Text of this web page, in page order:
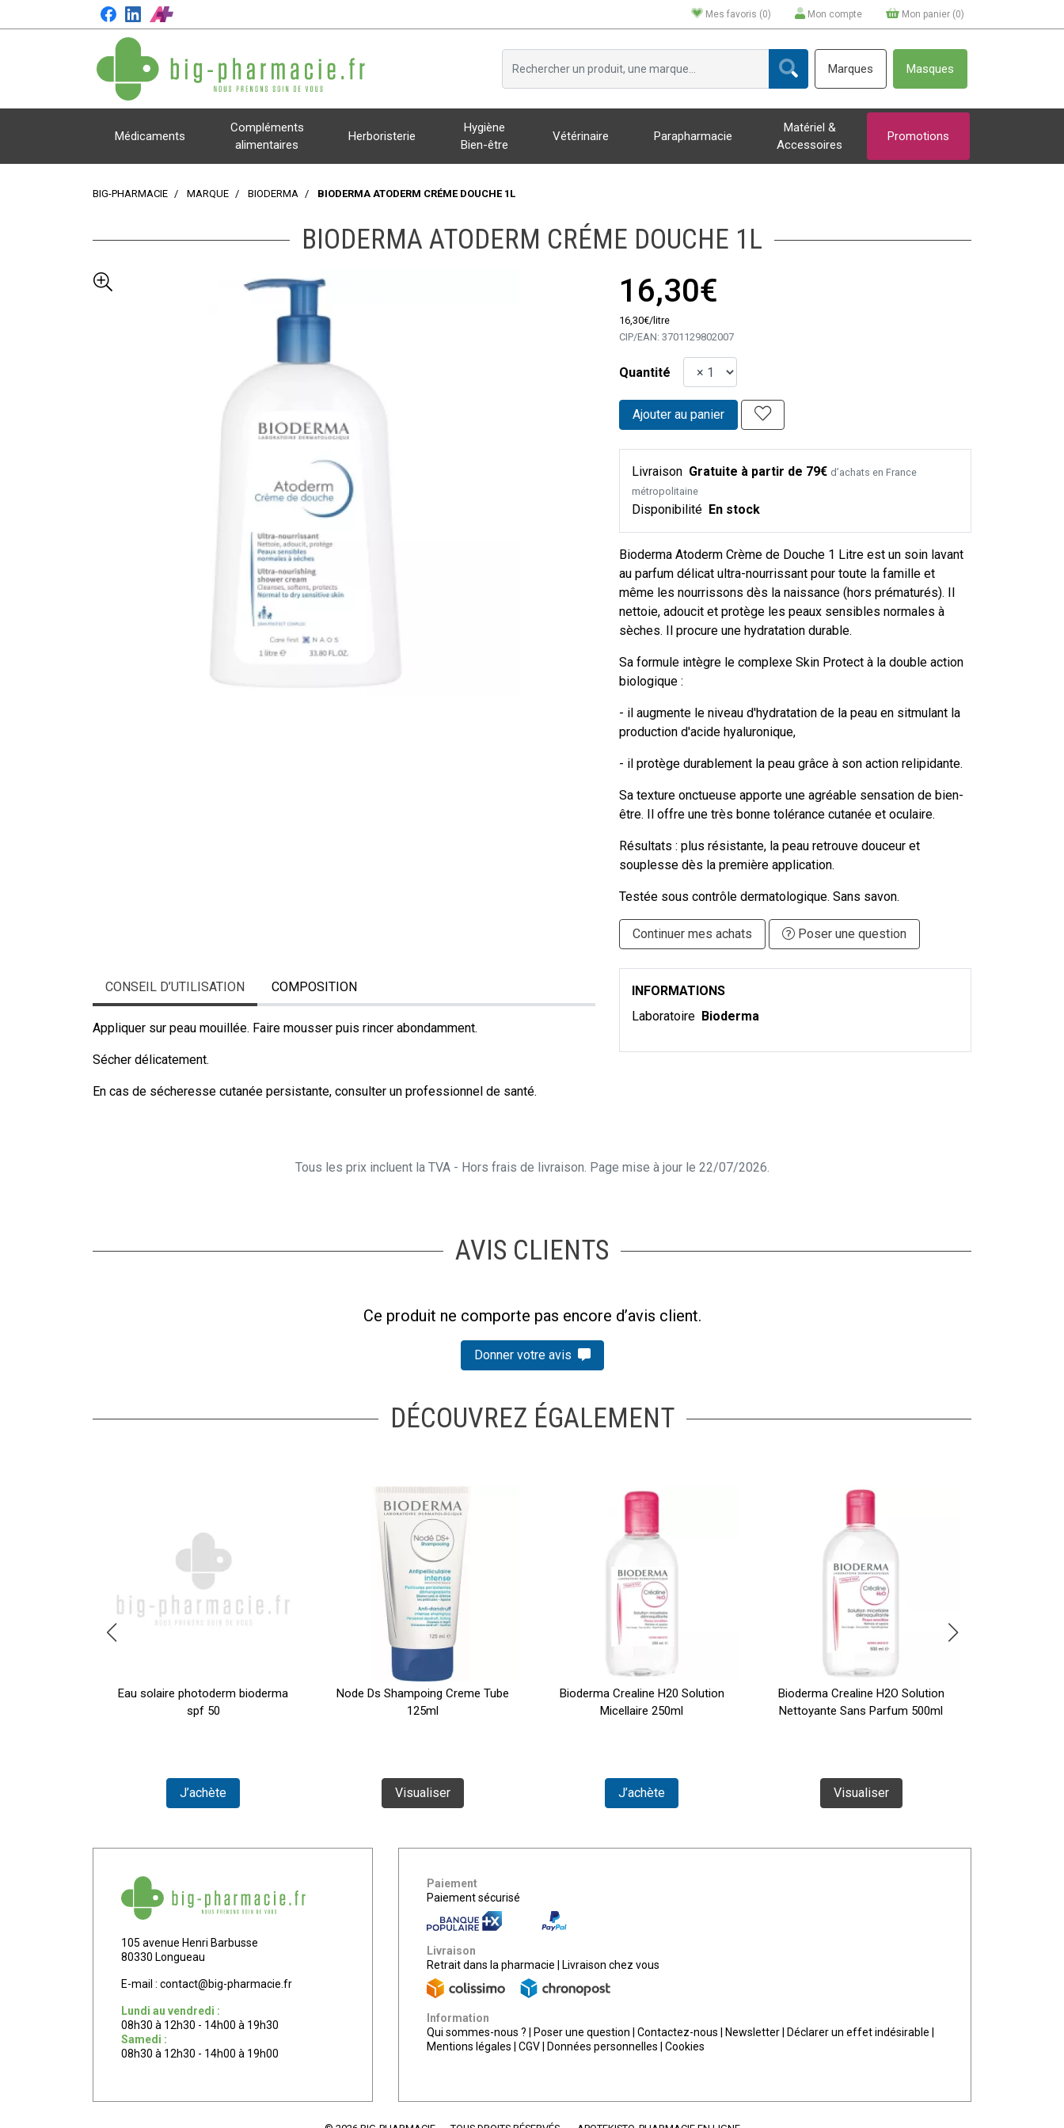
Mes favoris (0) Mon compte Mon panier (0)
Marques Masques
Médicaments
Compléments
alimentaires
Herboristerie
Hygiène
Bien-être
Vétérinaire Parapharmacie
Matériel &
Accessoires
Promotions
BIG-PHARMACIE MARQUE BIODERMA BIODERMA ATODERM CRÉME DOUCHE 1L
BIODERMA ATODERM CRÉME DOUCHE 1L
16,30€
16,30€/ litre
CIP/EAN: 3701129802007
Quantité
Ajouter au panier
Livraison Gratuite à partir de 79€ d’achats en France
métropolitaine
Disponibilité En stock
Bioderma Atoderm Crème de Douche 1 Litre est un soin lavant
au parfum délicat ultra-nourrissant pour toute la famille et
même les nourrissons dès la naissance (hors prématurés). Il
nettoie, adoucit et protège les peaux sensibles normales à
sèches. Il procure une hydratation durable.
Sa formule intègre le complexe Skin Protect à la double action
biologique :
- il augmente le niveau d'hydratation de la peau en sitmulant la
production d'acide hyaluronique,
- il protège durablement la peau grâce à son action relipidante.
Sa texture onctueuse apporte une agréable sensation de bien-
être. Il offre une très bonne tolérance cutanée et oculaire.
Résultats : plus résistante, la peau retrouve douceur et
souplesse dès la première application.
Testée sous contrôle dermatologique. Sans savon.
Continuer mes achats Poser une question
CONSEIL D’UTILISATION COMPOSITION
Appliquer sur peau mouillée. Faire mousser puis rincer abondamment.
Sécher délicatement.
En cas de sécheresse cutanée persistante, consulter un professionnel de santé.
INFORMATIONS
Laboratoire Bioderma
Tous les prix incluent la TVA - Hors frais de livraison. Page mise à jour le 22/07/2026.
AVIS CLIENTS
Ce produit ne comporte pas encore d’avis client.
Donner votre avis
DÉCOUVREZ ÉGALEMENT
Eau solaire photoderm bioderma
spf 50
J’achète
Node Ds Shampoing Creme Tube
125ml
Visualiser
Bioderma Crealine H20 Solution
Micellaire 250ml
J’achète
Bioderma Crealine H2O Solution
Nettoyante Sans Parfum 500ml
Visualiser
105 avenue Henri Barbusse
80330 Longueau
E-mail : contact@big-pharmacie.fr
Lundi au vendredi :
08h30 à 12h30 - 14h00 à 19h30
Samedi :
08h30 à 12h30 - 14h00 à 19h00
Paiement
Paiement sécurisé
Livraison
Retrait dans la pharmacie
Livraison chez vous
Information
Qui sommes-nous ?
Poser une question Contactez-nous Newsletter Déclarer un effet indésirable
Mentions légales
CGV Données personnelles Cookies